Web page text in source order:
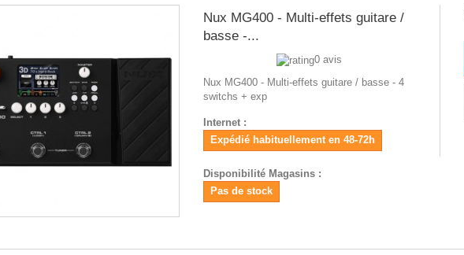
Nux MG400 - Multi-effets guitare /
basse -...
0 avis
Nux MG400 - Multi-effets guitare / basse - 4
switchs + exp
Internet :
Expédié habituellement en 48-72h
Disponibilité Magasins :
Pas de stock